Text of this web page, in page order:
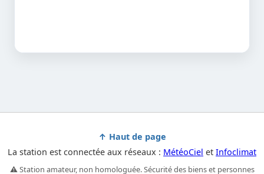
↑ Haut de page
La station est connectée aux réseaux : MétéoCiel et Infoclimat
⚠️ Station amateur, non homologuée. Sécurité des biens et personnes